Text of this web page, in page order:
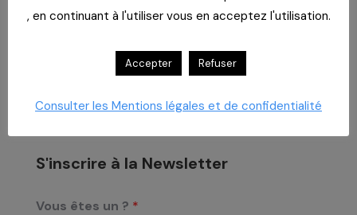
S'inscrire à la Newsletter
Vous êtes un ? *
, en continuant à l'utiliser vous en acceptez l'utilisation.
Accepter Refuser
Consulter les Mentions légales et de confidentialité